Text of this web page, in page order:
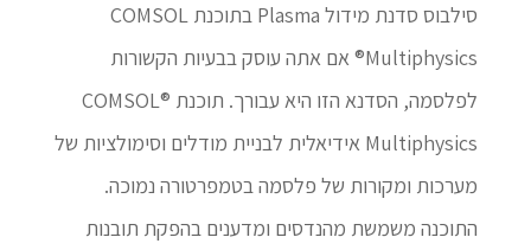
סילבוס סדנת מידול Plasma בתוכנת COMSOL
Multiphysics® אם אתה עוסק בבעיות הקשורות
לפלסמה, הסדנא הזו היא עבורך. תוכנת ®COMSOL
Multiphysics אידיאלית לבניית מודלים וסימולציות של
מערכות ומקורות של פלסמה בטמפרטורה נמוכה.
התוכנה משמשת מהנדסים ומדענים בהפקת תובנות